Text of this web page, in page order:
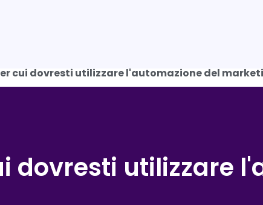
cui dovresti utilizzare l'automazione del
dovresti utilizzare